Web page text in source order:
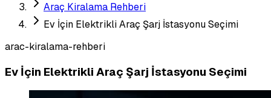
Araç Kiralama Rehberi
Ev İçin Elektrikli Araç Şarj İstasyonu Seçimi
arac-kiralama-rehberi
Ev İçin Elektrikli Araç Şarj İstasyonu Seçimi